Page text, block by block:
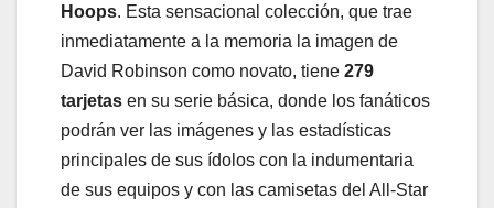
Hoops. Esta sensacional colección, que trae
inmediatamente a la memoria la imagen de
David Robinson como novato, tiene 279
tarjetas en su serie básica, donde los fanáticos
podrán ver las imágenes y las estadísticas
principales de sus ídolos con la indumentaria
de sus equipos y con las camisetas del All-Star